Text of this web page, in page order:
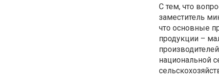
С тем, что
заместитель
что основные
продукции –
национальной